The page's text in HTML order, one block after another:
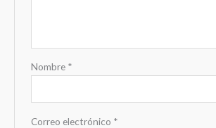
Nombre *
Correo electrónico *